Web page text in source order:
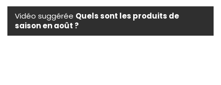
Vidéo suggérée Quels sont les produits de
saison en août ?